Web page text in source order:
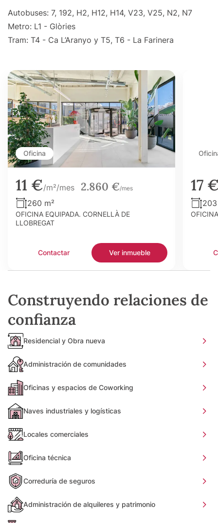
Autobuses: 7, 192, H2, H12, H14, V23, V25, N2, N7
Metro: L1 - Glòries
Tram: T4 - Ca L’Aranyo y T5, T6 - La Farinera
Oficina
11 €/m²/mes 2.860 €/mes
260 m²
OFICINA EQUIPADA. CORNELLÀ DE
LLOBREGAT
Contactar Ver inmueble
17
Construyendo relaciones de
confianza
Residencial y Obra nueva
Administración de comunidades
Oficinas y espacios de Coworking
Naves industriales y logísticas
Locales comerciales
Oficina técnica
Correduría de seguros
Administración de alquileres y patrimonio